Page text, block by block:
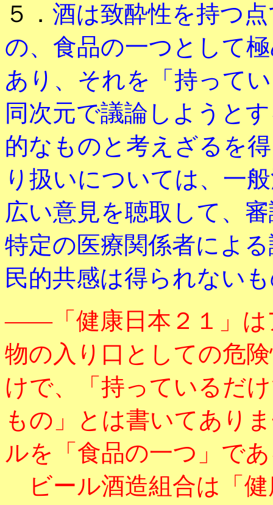
５． 酒は致酔性を持つ
の、食品の一つとして
あり、それを「持って
同次元で議論しようと
的なものと考えざるを
り扱いについては、一
広い意見を聴取して、
特定の医療関係者によ
民的共感は得られない
――「健康日本２１」は
物の入り口としての危
けで、「持っているだ
もの」とは書いてあり
ルを「食品の一つ」で
ビール酒造組合は「健